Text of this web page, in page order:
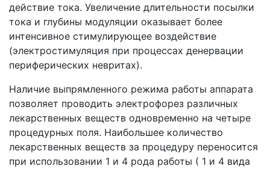
действие тока. Увеличение длительности посылки
тока и глубины модуляции оказывает более
интенсивное стимулирующее воздействие
(электростимуляция при процессах денервации
периферических невритах).
Наличие выпрямленного режима работы аппарата
позволяет проводить электрофорез различных
лекарственных веществ одновременно на четыре
процедурных поля. Наибольшее количество
лекарственных веществ за процедуру переносится
при использовании 1 и 4 рода работы ( 1 и 4 вида